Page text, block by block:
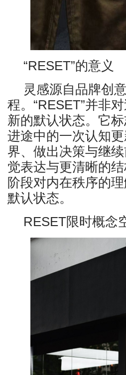
“RESET”的意义
灵感源自品牌创
程。“RESET”并非
新的默认状态。它
进途中的一次认知
界、做出决策与继
觉表达与更清晰的
阶段对内在秩序的
默认状态。
RESET限时概念